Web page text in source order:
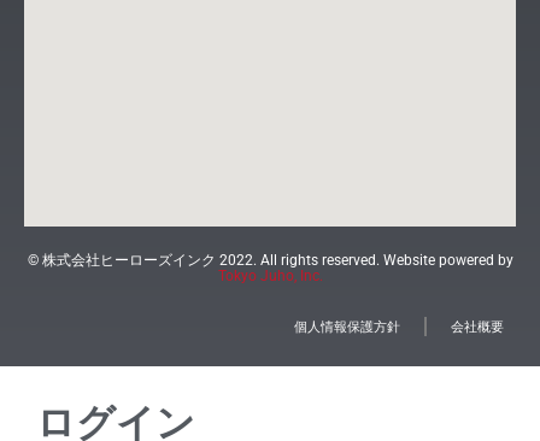
© 株式会社ヒーローズインク 2022. All rights reserved. Website powered by
Tokyo Juho, Inc.
個人情報保護方針 会社概要
ログイン